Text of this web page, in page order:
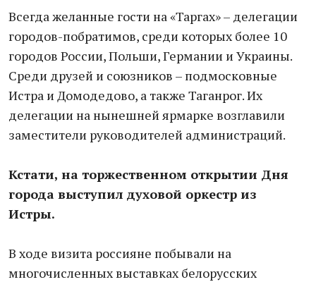
Всегда желанные гости на «Таргах» – делегации
городов-побратимов, среди которых более 10
городов России, Польши, Германии и Украины.
Среди друзей и союзников – подмосковные
Истра и Домодедово, а также Таганрог. Их
делегации на нынешней ярмарке возглавили
заместители руководителей администраций.
Кстати, на торжественном открытии Дня
города выступил духовой оркестр из
Истры.
В ходе визита россияне побывали на
многочисленных выставках белорусских